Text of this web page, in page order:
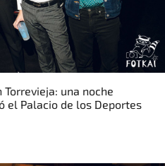
Torrevieja: una noche
el Palacio de los Deportes